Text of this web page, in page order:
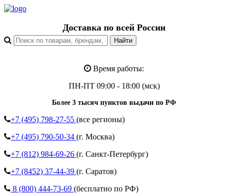
Доставка по всей России
Время работы:
ПН-ПТ 09:00 - 18:00 (мск)
Более 3 тысяч пунктов выдачи по РФ
+7 (495) 798-27-55 (все регионы)
+7 (495) 790-50-34 (г. Москва)
+7 (812) 984-69-26 (г. Санкт-Петербург)
+7 (8452) 37-44-39 (г. Саратов)
8 (800) 444-73-69 (бесплатно по РФ)